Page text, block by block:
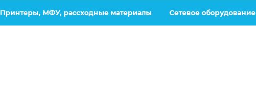
Принтеры, МФУ, рассходные материалы Сетевое оборудование